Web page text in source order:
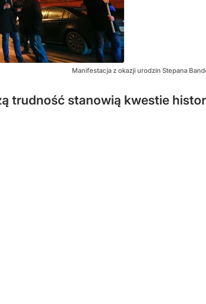
Manifestacja z okazji urodzin Stepana
trudność stanowią kwestie